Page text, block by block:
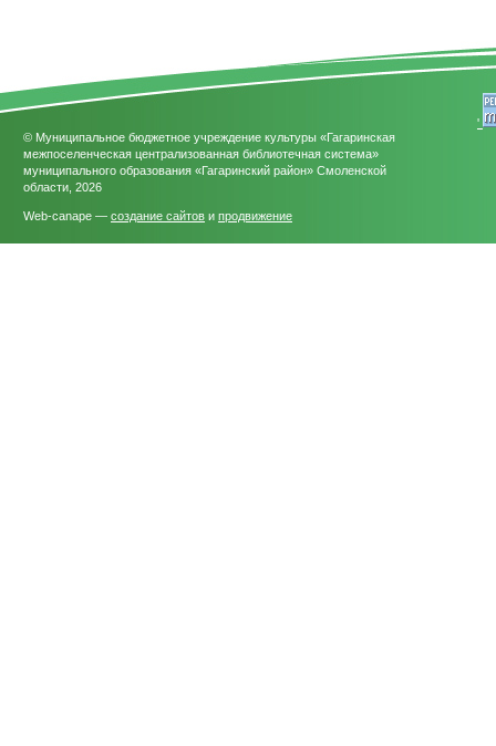
© Муниципальное бюджетное учреждение культуры «Гагаринская
межпоселенческая централизованная библиотечная система»
муниципального образования «Гагаринский район» Смоленской
области, 2026
Web-canape — создание сайтов и продвижение
'